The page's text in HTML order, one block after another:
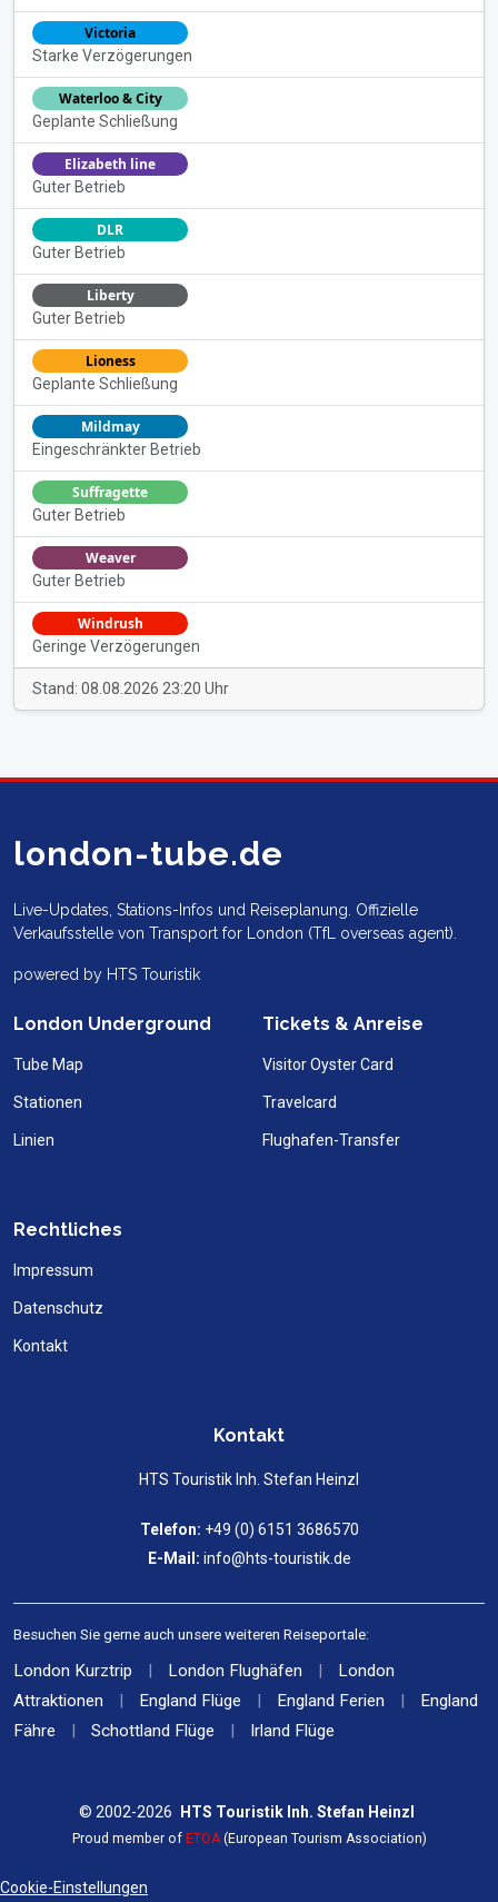
Victoria
Starke Verzögerungen
Waterloo & City
Geplante Schließung
Elizabeth line
Guter Betrieb
DLR
Guter Betrieb
Liberty
Guter Betrieb
Lioness
Geplante Schließung
Mildmay
Eingeschränkter Betrieb
Suffragette
Guter Betrieb
Weaver
Guter Betrieb
Windrush
Geringe Verzögerungen
Stand: 08.08.2026 23:20 Uhr
london-tube.de
Live-Updates, Stations-Infos und Reiseplanung. Offizielle
Verkaufsstelle von Transport for London (TfL overseas agent).
powered by HTS Touristik
London Underground
Tube Map
Stationen
Linien
Tickets & Anreise
Visitor Oyster Card
Travelcard
Flughafen-Transfer
Rechtliches
Impressum
Datenschutz
Kontakt
Kontakt
HTS Touristik Inh. Stefan Heinzl
Telefon: +49 (0) 6151 3686570
E-Mail: info@hts-touristik.de
Besuchen Sie gerne auch unsere weiteren Reiseportale:
London Kurztrip | London Flughäfen |
London
Attraktionen
| England Flüge | England Ferien |
England
Fähre
| Schottland Flüge | Irland Flüge
© 2002-2026 HTS Touristik Inh. Stefan Heinzl
Proud member of ETOA(European Tourism Association)
Cookie-Einstellungen